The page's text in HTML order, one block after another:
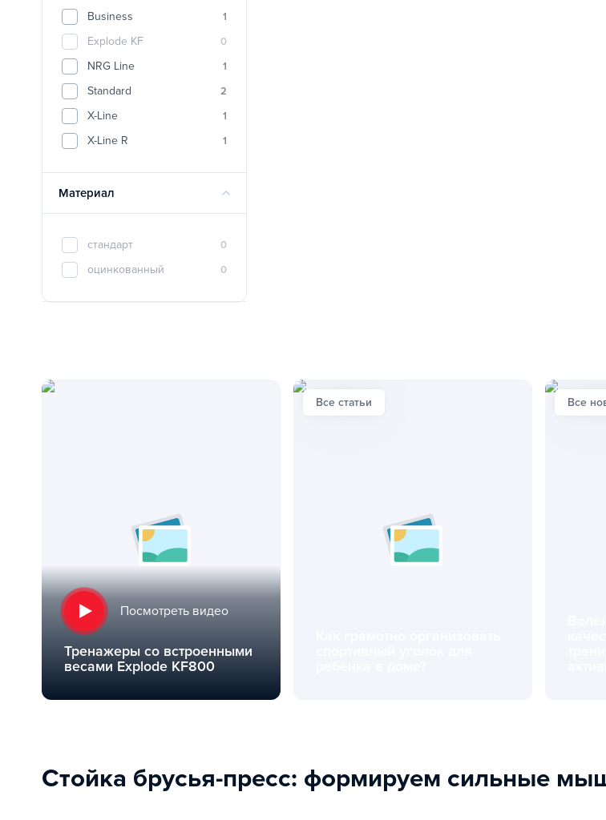
Business 1
Explode KF 0
NRG Line 1
Standard 2
X-Line 1
X-Line R 1
Материал
стандарт 0
оцинкованный 0
Посмотреть видео
Тренажеры со встроенными
весами Explode KF800
Все статьи Все
Стойка брусья-пресс: формируем сильные